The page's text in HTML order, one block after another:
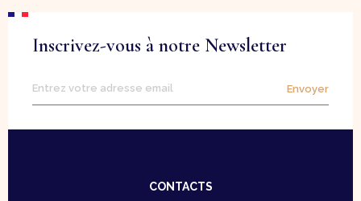
Inscrivez-vous à notre Newsletter
Envoyer
CONTACTS